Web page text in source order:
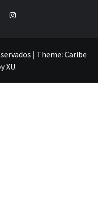
Instagram
| Theme: Caribe
XU.